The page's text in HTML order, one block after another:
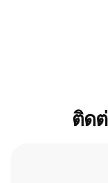
ติด